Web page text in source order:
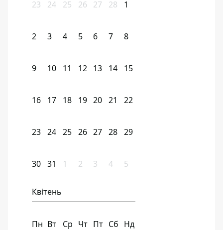
23 24 25 26 27 28 1
2 3 4 5 6 7 8
9 10 11 12 13 14 15
16 17 18 19 20 21 22
23 24 25 26 27 28 29
30 31 1 2 3 4 5
Квітень
Пн Вт Ср Чт Пт Сб Нд